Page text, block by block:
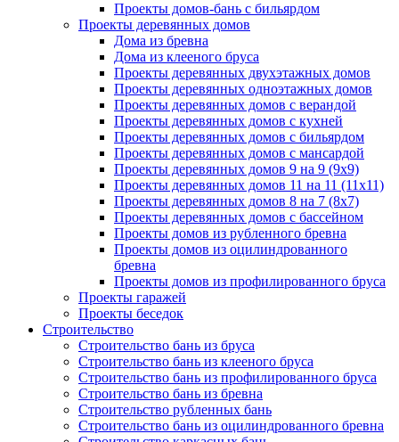
Проекты домов-бань с бильярдом
Проекты деревянных домов
Дома из бревна
Дома из клееного бруса
Проекты деревянных двухэтажных домов
Проекты деревянных одноэтажных домов
Проекты деревянных домов с верандой
Проекты деревянных домов с кухней
Проекты деревянных домов с бильярдом
Проекты деревянных домов с мансардой
Проекты деревянных домов 9 на 9 (9x9)
Проекты деревянных домов 11 на 11 (11x11)
Проекты деревянных домов 8 на 7 (8x7)
Проекты деревянных домов с бассейном
Проекты домов из рубленного бревна
Проекты домов из оцилиндрованного
бревна
Проекты домов из профилированного бруса
Проекты гаражей
Проекты беседок
Строительство
Строительство бань из бруса
Строительство бань из клееного бруса
Строительство бань из профилированного бруса
Строительство бань из бревна
Строительство рубленных бань
Строительство бань из оцилиндрованного бревна